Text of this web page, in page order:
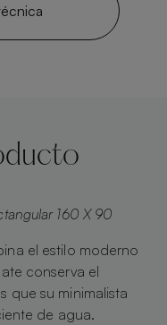
160 X 90
el estilo moderno
conserva el
que su minimalista
de agua.